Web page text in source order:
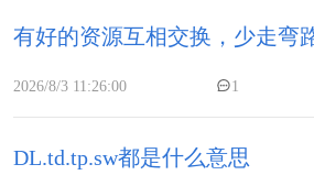
有好的资源互相交换，少走弯
2026/8/3 11:26:00 1
DL.td.tp.sw都是什么意思